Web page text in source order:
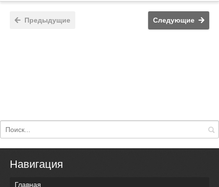
Предыдущие Следующие
Навигация
Главная